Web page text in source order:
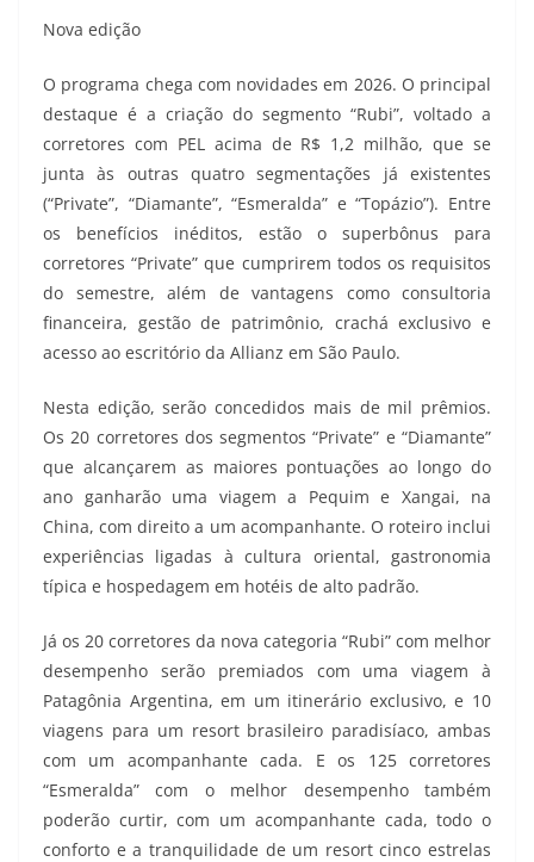
Nova edição
O programa chega com novidades em 2026. O principal
destaque é a criação do segmento “Rubi”, voltado a
corretores com PEL acima de R$ 1,2 milhão, que se
junta às outras quatro segmentações já existentes
(“Private”, “Diamante”, “Esmeralda” e “Topázio”). Entre
os benefícios inéditos, estão o superbônus para
corretores “Private” que cumprirem todos os requisitos
do semestre, além de vantagens como consultoria
financeira, gestão de patrimônio, crachá exclusivo e
acesso ao escritório da Allianz em São Paulo.
Nesta edição, serão concedidos mais de mil prêmios.
Os 20 corretores dos segmentos “Private” e “Diamante”
que alcançarem as maiores pontuações ao longo do
ano ganharão uma viagem a Pequim e Xangai, na
China, com direito a um acompanhante. O roteiro inclui
experiências ligadas à cultura oriental, gastronomia
típica e hospedagem em hotéis de alto padrão.
Já os 20 corretores da nova categoria “Rubi” com melhor
desempenho serão premiados com uma viagem à
Patagônia Argentina, em um itinerário exclusivo, e 10
viagens para um resort brasileiro paradisíaco, ambas
com um acompanhante cada. E os 125 corretores
“Esmeralda” com o melhor desempenho também
poderão curtir, com um acompanhante cada, todo o
conforto e a tranquilidade de um resort cinco estrelas